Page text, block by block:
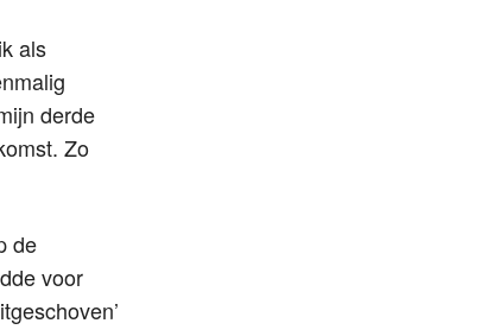
als
derde
Zo
de
voor